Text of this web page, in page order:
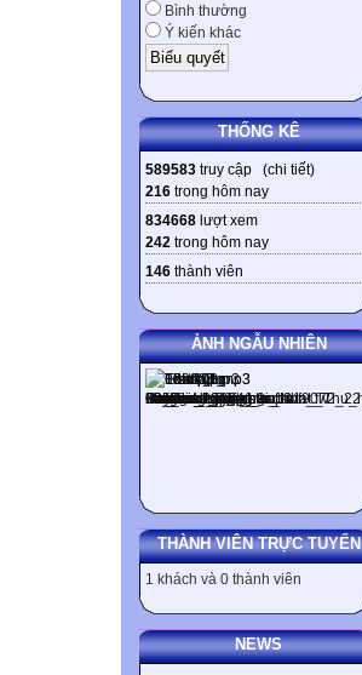
Bình thường
Ý kiến khác
THỐNG KÊ
589583 truy cập (chi tiết)
216 trong hôm nay
834668 lượt xem
242 trong hôm nay
146 thành viên
ẢNH NGẪU NHIÊN
THÀNH VIÊN TRỰC TUYẾN
1 khách và 0 thành viên
NEWS